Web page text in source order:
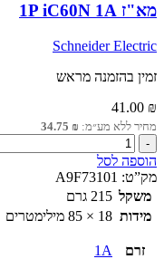
מא"ז 1P iC60N 1A
Schneider Electric
זמין בהזמנה מראש
41.00 ₪
מחיר ללא מע״מ: 34.75 ₪
כמות
של
מא"ז
1P
iC60N
1A
הוספה לסל
מק”ט: A9F73101
משקל 215 גרם
מידות 18 × 85 מילימטרים
זרם 1A